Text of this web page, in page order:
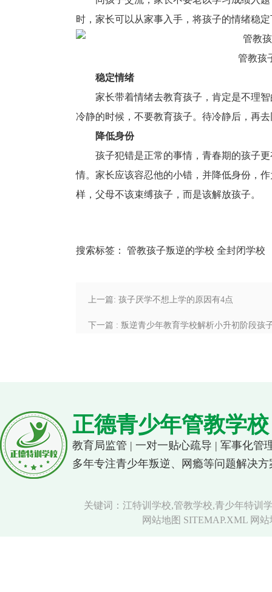
时，家长可以从家事入手，将孩子的情绪稳
管教孩
稳定情绪
家长带着情绪去教育孩子，肯定是不理
冷静的时候，不要教育孩子。待冷静后，再
降低身份
孩子犯错是正常的事情，青春期的孩子
情。家长应该容忍他的小错，并降低身份，
样，父母不该束缚孩子，而是该解放孩子。
搜索标签： 管教孩子叛逆的学校 全封闭学校
上一篇: 孩子厌学不想上学的原因有4点
下一篇 : 叛逆青少年教育学校解析小升初阶段孩
正德青少年管教学校
教育局监管 | 一对一贴心疏导 | 军事化管
多年专注青少年叛逆、网瘾等问题解决方
关键词：江特训学校,管教学校,青少年特训
网站地图 SITEMAP.XML 网